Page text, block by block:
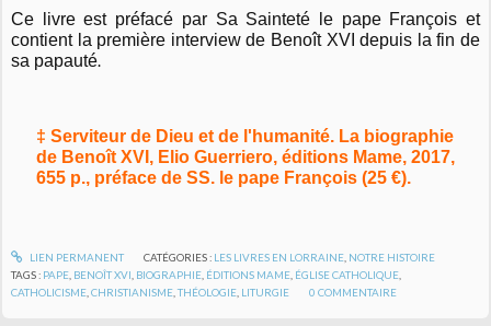
Ce livre est préfacé par Sa Sainteté le pape François et
contient la première interview de Benoît XVI depuis la fin de
sa papauté.
‡ Serviteur de Dieu et de l'humanité. La biographie
de Benoît XVI, Elio Guerriero, éditions Mame, 2017,
655 p., préface de SS. le pape François (25 €).
LIEN PERMANENT CATÉGORIES : LES LIVRES EN LORRAINE, NOTRE HISTOIRE
TAGS : PAPE BENOÎT XVI BIOGRAPHIE ÉDITIONS MAME ÉGLISE CATHOLIQUE
CATHOLICISME ,CHRISTIANISME ,THÉOLOGIE LITURGIE 0 COMMENTAIRE